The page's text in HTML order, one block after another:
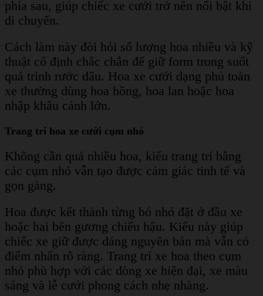
phía sau, giúp chiếc xe cưới trở nên nổi bật khi
di chuyển.
Cách làm này đòi hỏi số lượng hoa nhiều và kỹ
thuật cố định chắc chắn để giữ form trong suốt
quá trình rước dâu. Hoa xe cưới dạng phủ toàn
xe thường dùng hoa hồng, hoa lan hoặc hoa
nhập khẩu cánh lớn.
Trang trí hoa xe cưới cụm nhỏ
Không cần quá nhiều hoa, kiểu trang trí bằng
các cụm nhỏ vẫn tạo được cảm giác tinh tế và
gọn gàng.
Hoa được kết thành từng bó nhỏ đặt ở đầu xe
hoặc hai bên gương chiếu hậu. Kiểu này giúp
chiếc xe giữ được dáng nguyên bản mà vẫn có
điểm nhấn rõ ràng. Trang trí xe hoa theo cụm
nhỏ phù hợp với các dòng xe hiện đại, xe màu
sáng và lễ cưới phong cách nhẹ nhàng.